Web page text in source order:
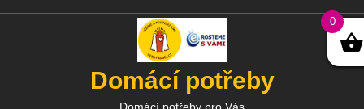
Domácí potřeby
0